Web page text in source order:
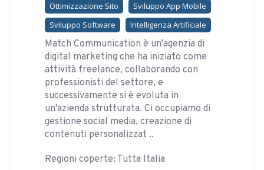
Ottimizzazione Sito
Sviluppo App Mobile
Sviluppo Software
Intelligenza Artificiale
Match Communication è un'agenzia di
digital marketing che ha iniziato come
attività freelance, collaborando con
professionisti del settore, e
successivamente si è evoluta in
un'azienda strutturata. Ci occupiamo di
gestione social media, creazione di
contenuti personalizzat ..
Regioni coperte: Tutta Italia